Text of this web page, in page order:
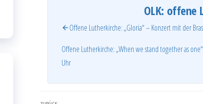
OLK: offene
Offene Lutherkirche: „Gloria“ – Konzert mit der
Offene Lutherkirche: „When we stand together as
Uhr